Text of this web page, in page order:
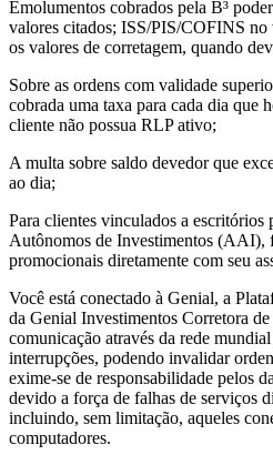
Emolumentos cobrados pela B³
valores citados; ISS/PIS/COFINS
os valores de corretagem, quando
Sobre as ordens com validade
cobrada uma taxa para cada dia que
cliente não possua RLP ativo;
A multa sobre saldo devedor que
ao dia;
Para clientes vinculados a escritórios
Autônomos de Investimentos (AAI),
promocionais diretamente com seu
Você está conectado à Genial, a
da Genial Investimentos Corretora
comunicação através da rede
interrupções, podendo invalidar
exime-se de responsabilidade pelos
devido a força de falhas de serviços
incluindo, sem limitação, aqueles
computadores.